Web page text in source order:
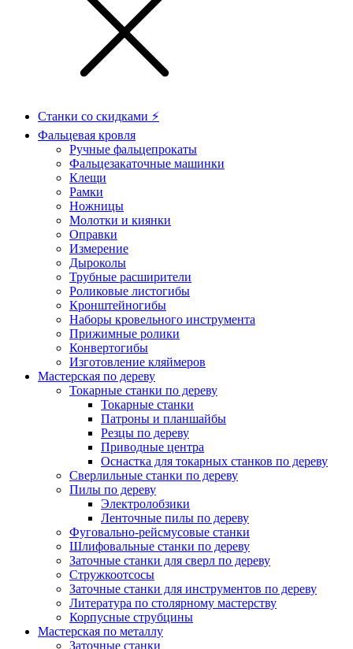
Станки со скидками ⚡
Фальцевая кровля
Ручные фальцепрокаты
Фальцезакаточные машинки
Клещи
Рамки
Ножницы
Молотки и киянки
Оправки
Измерение
Дыроколы
Трубные расширители
Роликовые листогибы
Кронштейногибы
Наборы кровельного инструмента
Прижимные ролики
Конвертогибы
Изготовление кляймеров
Мастерская по дереву
Токарные станки по дереву
Токарные станки
Патроны и планшайбы
Резцы по дереву
Приводные центра
Оснастка для токарных станков по дереву
Сверлильные станки по дереву
Пилы по дереву
Электролобзики
Ленточные пилы по дереву
Фуговально-рейсмусовые станки
Шлифовальные станки по дереву
Заточные станки для сверл по дереву
Стружкоотсосы
Заточные станки для инструментов по дереву
Литература по столярному мастерству
Корпусные струбцины
Мастерская по металлу
Заточные станки